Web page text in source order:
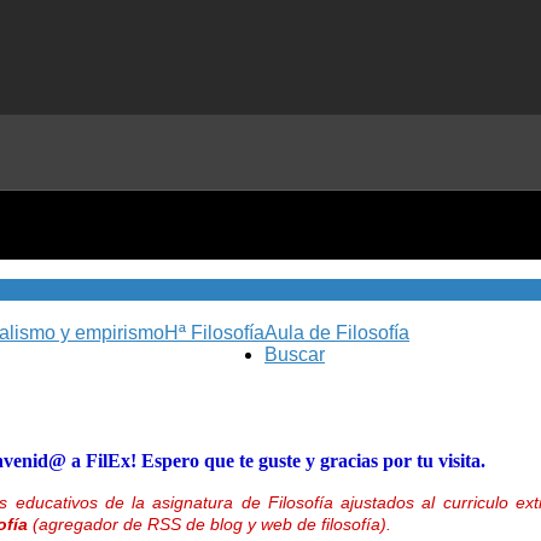
Aula de Filosofía
Hª Filosofía
y empirismo
Buscar
a FilEx! Espero que te guste y gracias por tu visita.
de la asignatura de Filosofía ajustados al curriculo
(agregador de RSS de blog y web de filosofía).